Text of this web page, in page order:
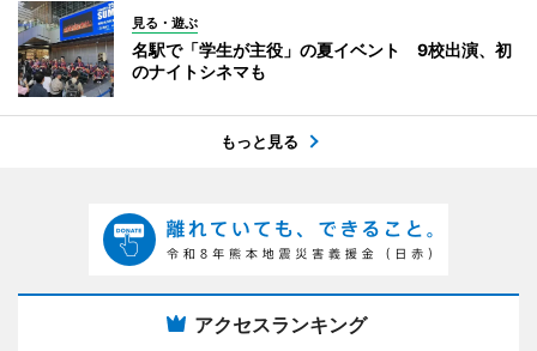
見る・遊ぶ
名駅で「学生が主役」の夏イベント 9校出演、初
のナイトシネマも
もっと見る
アクセスランキング